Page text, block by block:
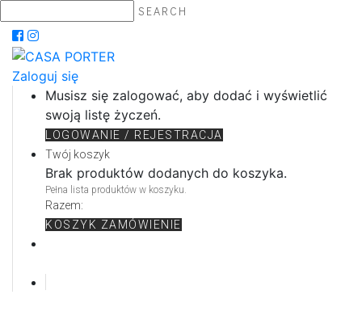
SEARCH
Zaloguj się
Musisz się zalogować, aby dodać i wyświetlić
swoją listę życzeń.
LOGOWANIE / REJESTRACJA
Twój koszyk
Brak produktów dodanych do koszyka.
Pełna lista produktów w koszyku.
Razem:
KOSZYK ZAMÓWIENIE